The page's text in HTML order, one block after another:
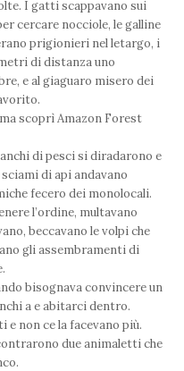
I gatti scappavano sui
cercare nocciole, le galline
prigionieri nel letargo, i
di distanza uno
e al giaguaro misero dei
scoprì Amazon Forest
di pesci si diradarono e
di api andavano
fecero dei monolocali.
l’ordine, multavano
beccavano le volpi che
gli assembramenti di
bisognava convincere un
a e abitarci dentro.
non ce la facevano più.
due animaletti che